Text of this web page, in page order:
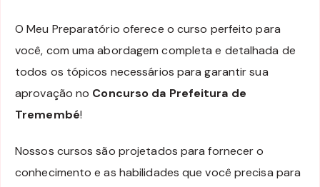
O Meu Preparatório oferece o curso perfeito para
você, com uma abordagem completa e detalhada de
todos os tópicos necessários para garantir sua
aprovação no Concurso da Prefeitura de
Tremembé!
Nossos cursos são projetados para fornecer o
conhecimento e as habilidades que você precisa para